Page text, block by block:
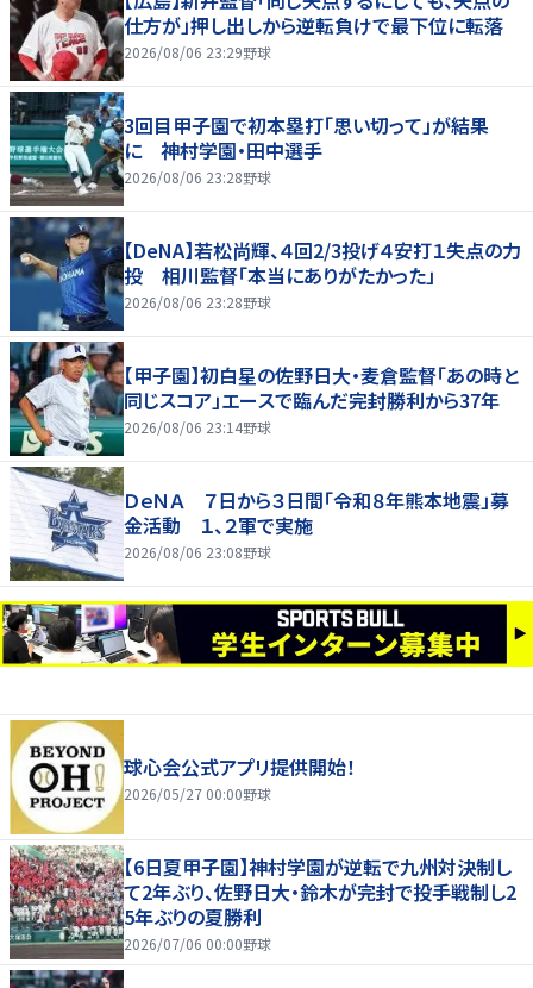
仕方が」押し出しから逆転負けで最下位に転落
2026/08/06 23:29野球
3回目甲子園で初本塁打「思い切って」が結果
に 神村学園・田中選手
2026/08/06 23:28野球
【DeNA】若松尚輝、４回2/3投げ４安打１失点の力
投 相川監督「本当にありがたかった」
2026/08/06 23:28野球
【甲子園】初白星の佐野日大・麦倉監督「あの時と
同じスコア」エースで臨んだ完封勝利から37年
2026/08/06 23:14野球
ＤｅＮＡ ７日から３日間「令和８年熊本地震」募
金活動 １、２軍で実施
2026/08/06 23:08野球
球心会公式アプリ提供開始！
2026/05/27 00:00野球
【6日夏甲子園】神村学園が逆転で九州対決制し
て2年ぶり、佐野日大・鈴木が完封で投手戦制し2
5年ぶりの夏勝利
2026/07/06 00:00野球